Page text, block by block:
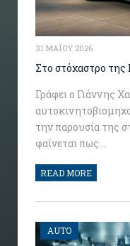
31 ΜΑΪ́ΟΥ 2026
Στο στόχαστρο
Γράφει ο Γιάννης
την παρουσία της
φαίνεται πως…
READ MORE
AUTO